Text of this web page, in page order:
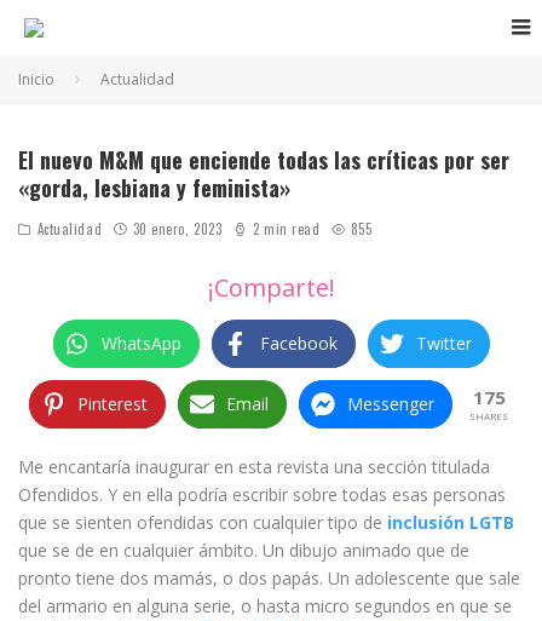
Inicio Actualidad
El nuevo M&M que enciende todas las críticas por ser
«gorda, lesbiana y feminista»
Actualidad 30 enero, 2023 2 min read 855
¡Comparte!
WhatsApp Facebook Twitter
Pinterest Email Messenger 175
SHARES
Me encantaría inaugurar en esta revista una sección titulada
Ofendidos. Y en ella podría escribir sobre todas esas personas
que se sienten ofendidas con cualquier tipo de inclusión LGTB
que se de en cualquier ámbito. Un dibujo animado que de
pronto tiene dos mamás, o dos papás. Un adolescente que sale
del armario en alguna serie, o hasta micro segundos en que se